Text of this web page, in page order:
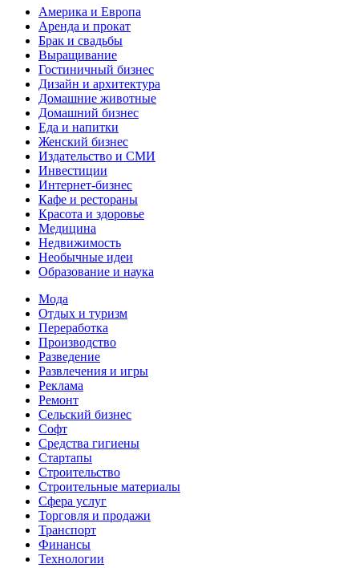
Америка и Европа
Аренда и прокат
Брак и свадьбы
Выращивание
Гостиничный бизнес
Дизайн и архитектура
Домашние животные
Домашний бизнес
Еда и напитки
Женский бизнес
Издательство и СМИ
Инвестиции
Интернет-бизнес
Кафе и рестораны
Красота и здоровье
Медицина
Недвижимость
Необычные идеи
Образование и наука
Мода
Отдых и туризм
Переработка
Производство
Разведение
Развлечения и игры
Реклама
Ремонт
Сельский бизнес
Софт
Средства гигиены
Стартапы
Строительство
Строительные материалы
Сфера услуг
Торговля и продажи
Транспорт
Финансы
Технологии